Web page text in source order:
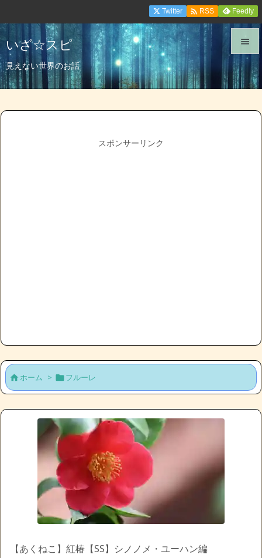
いざ☆スピ
見えない世界のお話


メニュ
サイド
Twitter  RSS Feedly
スポンサーリンク
ホーム > フルーレ
【あくねこ】紅椿【SS】シノノメ・ユーハン編